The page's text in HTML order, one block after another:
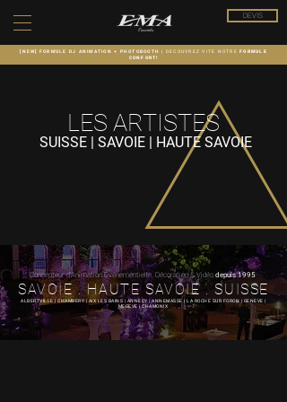
DEVIS
[NEW] FORMULE DJ ANIMATION + PHOTOBOOTH | DECOUVREZ VITE NOTRE FORMULE
CONFORT!
LES ARTISTES
SUISSE | SAVOIE | HAUTE SAVOIE
Concepteur d'Animation Événementielle, Décoration & Vidéo depuis 1995
SAVOIE . HAUTE SAVOIE . SUISSE
ALBERTVILLE | CHAMBERY | AIX LES BAINS | ANNECY | ANNEMASSE | LA ROCHE SUR FORON | GENEVE |
MEGEVE | CHAMONIX